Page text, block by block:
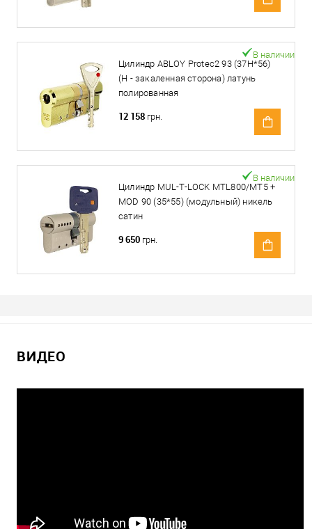
Цилиндр ABLOY Protec2 93 (37H*56)
(H - закаленная сторона) латунь
полированная
В наличии
12 158 грн.
Цилиндр MUL-T-LOCK MTL800/MT5 +
MOD 90 (35*55) (модульный) никель
сатин
В наличии
9 650 грн.
ВИДЕО